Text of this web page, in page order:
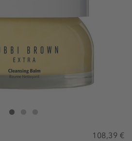
Bobbi Brown Extra Cleansing Balm
108,39 €